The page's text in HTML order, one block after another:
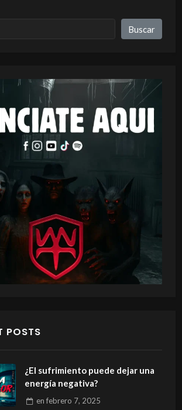
Buscar
POSTS
¿El sufrimiento puede dejar una
energía negativa?
en febrero 7, 2025